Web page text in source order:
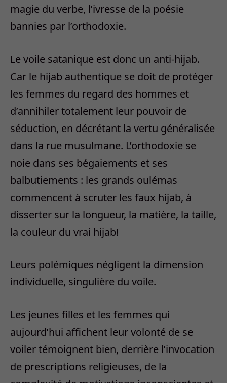
magie du verbe, l’ivresse de la poésie
bannies par l’orthodoxie.
Le voile satanique est donc un anti-hijab.
Car le hijab authentique se doit de protéger
les femmes du regard des hommes et
d’annihiler totalement leur pouvoir de
séduction, en décrétant la vertu généralisée
dans la rue musulmane. L’orthodoxie se
noie dans ses bégaiements et ses
balbutiements : les grands oulémas
commencent à scruter les faux hijab, à
disserter sur la longueur, la matière, la taille,
la couleur du vrai hijab!
Leurs polémiques négligent la dimension
individuelle, singulière du voile.
Les jeunes filles et les femmes qui
aujourd’hui affichent leur volonté de se
voiler témoignent bien, derrière l’invocation
de prescriptions religieuses, de la